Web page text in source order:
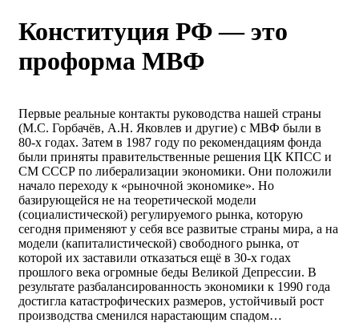
Конституция РФ — это
проформа МВФ
Первые реальные контакты руководства нашей страны
(М.С. Горбачёв, А.Н. Яковлев и другие) с МВФ были в
80-х годах. Затем в 1987 году по рекомендациям фонда
были приняты правительственные решения ЦК КПСС и
СМ СССР по либерализации экономики. Они положили
начало переходу к «рыночной экономике». Но
базирующейся не на теоретической модели
(социалистической) регулируемого рынка, которую
сегодня применяют у себя все развитые страны мира, а на
модели (капиталистической) свободного рынка, от
которой их заставили отказаться ещё в 30-х годах
прошлого века огромные беды Великой Депрессии. В
результате разбалансированность экономики к 1990 года
достигла катастрофических размеров, устойчивый рост
производства сменился нарастающим спадом…